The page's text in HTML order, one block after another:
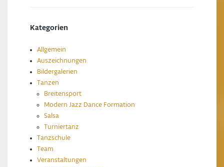
Kategorien
Allgemein
Auszeichnungen
Bildergalerien
Tanzen
Breitensport
Modern Jazz Dance Formation
Salsa
Turniertanz
Tanzschule
Team
Veranstaltungen